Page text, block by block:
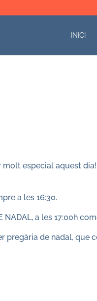
INICI
molt especial aquest dia!
a les 16:30.
NADAL, a les 17:00h
pregària de nadal, que